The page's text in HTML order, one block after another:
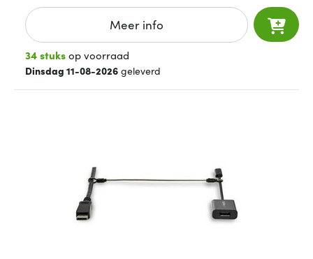
Meer info
34 stuksop voorraad
Dinsdag 11-08-2026 geleverd